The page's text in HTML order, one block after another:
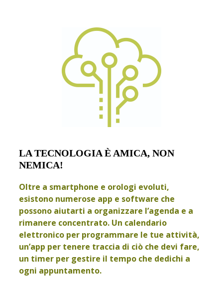
LA TECNOLOGIA È AMICA, NON
NEMICA!
Oltre a smartphone e orologi evoluti,
esistono numerose app e software che
possono aiutarti a organizzare l’agenda e a
rimanere concentrato. Un calendario
elettronico per programmare le tue attività,
un’app per tenere traccia di ciò che devi fare,
un timer per gestire il tempo che dedichi a
ogni appuntamento.